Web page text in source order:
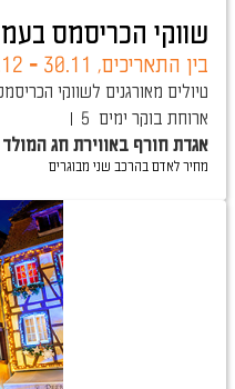
שווקי הכריסמס
בין התאריכים, -
טיולים מאורגנים לשווקי
5 ימים ארוחת בוקר
אגדת חורף באווירת חג המולד
מחיר לאדם בהרכב שני מבוגרים